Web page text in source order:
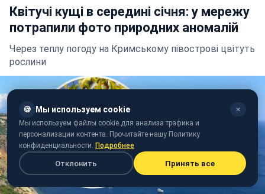
Квітучі кущі в середині січня: у мережу
потрапили фото природних аномалій
Через теплу погоду на Кримському півострові цвітуть
рослини
🍪 Мы используем cookie ✕
Мы используем файлы cookie для анализа трафика и
персонализации контента. Прочитайте нашу Политику
конфиденциальности. Подробнее
Отклонить Принять все